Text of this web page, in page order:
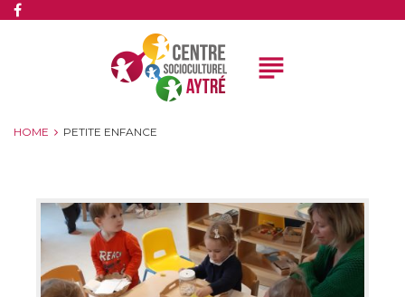
subject
HOME PETITE ENFANCE